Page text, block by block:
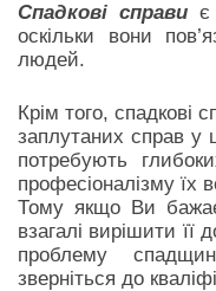
Спадкові справи є
оскільки вони
людей.
Крім того, спадкові
заплутаних справ у
потребують
професіоналізму їх
Тому якщо Ви
взагалі вирішити її
проблему
зверніться до